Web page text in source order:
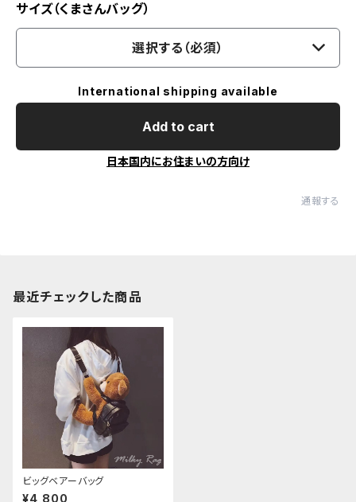
サイズ（くまさんバッグ）
選択する（必須）
International shipping available
Add to cart
日本国内にお住まいの方向け
通報する
最近チェックした商品
ビッグベアーバッグ
¥4,800